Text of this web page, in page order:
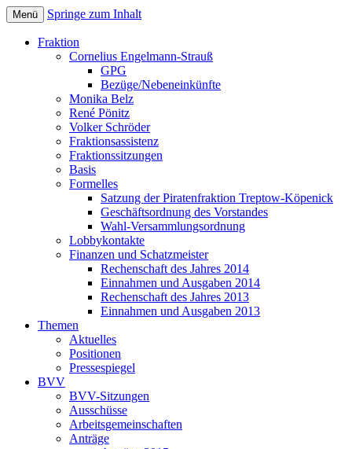
Piratenfraktion
Treptow-Köpenick
Menü Springe zum Inhalt
Fraktion
Cornelius Engelmann-Strauß
GPG
Bezüge/Nebeneinkünfte
Monika Belz
René Pönitz
Volker Schröder
Fraktionsassistenz
Fraktionssitzungen
Basis
Formelles
Satzung der Piratenfraktion Treptow-Köpenick
Geschäftsordnung des Vorstandes
Wahl-Versammlungsordnung
Lobbykontakte
Finanzen und Schatzmeister
Rechenschaft des Jahres 2014
Einnahmen und Ausgaben 2014
Rechenschaft des Jahres 2013
Einnahmen und Ausgaben 2013
Themen
Aktuelles
Positionen
Pressespiegel
BVV
BVV-Sitzungen
Ausschüsse
Arbeitsgemeinschaften
Anträge